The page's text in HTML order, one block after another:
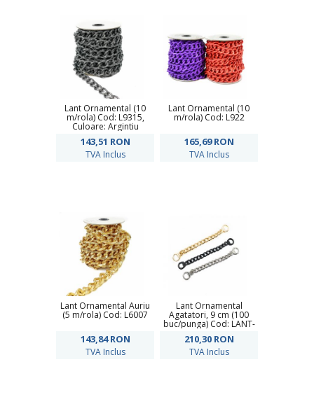
Lant Ornamental (10
m/rola) Cod: L9315,
Culoare: Argintiu
143,51 RON
TVA Inclus
Lant Ornamental (10
m/rola) Cod: L922
165,69RON
TVA Inclus
Lant Ornamental Auriu
(5 m/rola) Cod: L6007
143,84RON
TVA Inclus
Lant Ornamental
Agatatori, 9 cm (100
buc/punga) Cod: LANT-
210,30 RON
TVA Inclus